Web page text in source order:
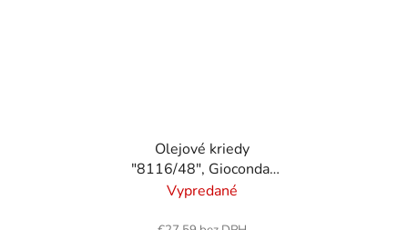
Olejové kriedy
"8116/48", Gioconda,
48 farieb
Vypredané